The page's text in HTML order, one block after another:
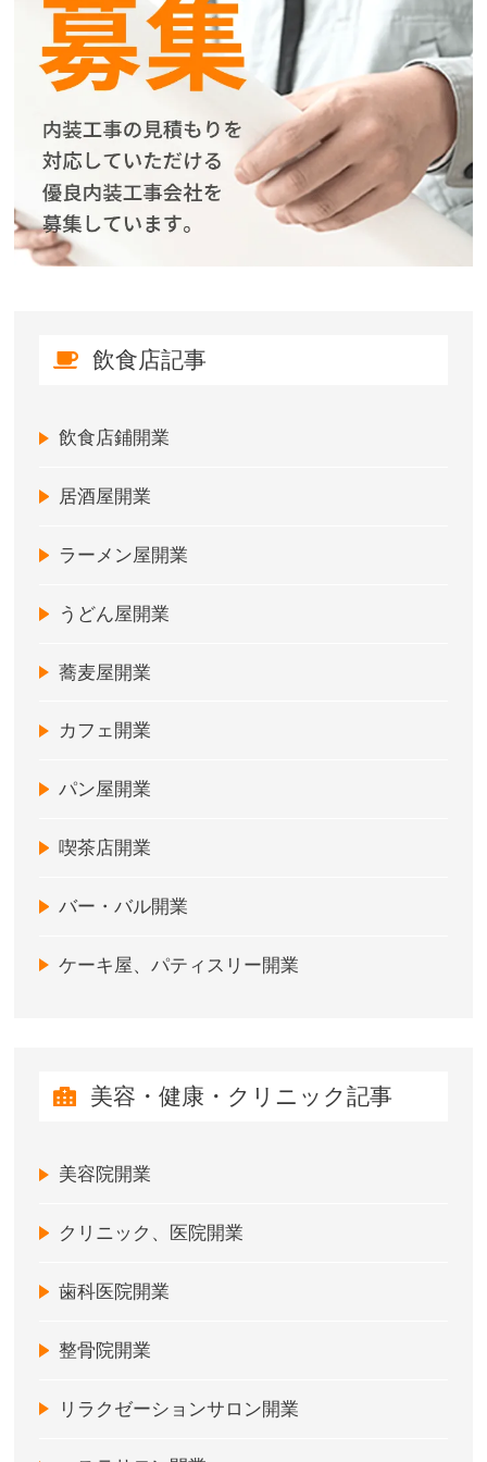
飲食店記事
飲食店鋪開業
居酒屋開業
ラーメン屋開業
うどん屋開業
蕎麦屋開業
カフェ開業
パン屋開業
喫茶店開業
バー・バル開業
ケーキ屋、パティスリー開業
美容・健康・クリニック記事
美容院開業
クリニック、医院開業
歯科医院開業
整骨院開業
リラクゼーションサロン開業